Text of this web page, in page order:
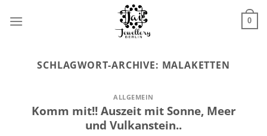
Inhalt
0
SCHLAGWORT-ARCHIVE: MALAKETTEN
ALLGEMEIN
Komm mit!! Auszeit mit Sonne, Meer
und Vulkanstein..